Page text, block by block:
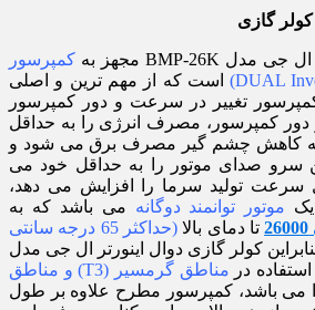
گازی
کمپرسور
است که از مهم ترین و اصلی
تغییر در سرعت و دور کمپرسور
دور کمپرسور، مصرف انرژی را به حداقل
به کاهش چشم گیر مصرف برق می شود و
سرو صدای موتور را به حداقل خود می
سرعت تولید سرما را افزایش می دهد،
موتور توانمند دوگانه می باشد که به
تا دمای بالا
(حداکثر 65 درجه سانتی
کولر گازی دوال اینورتر ال جی مدل
مناطق گرمسیر (T3) و مناطق
می باشد، کمپرسور مطرح علاوه بر طول